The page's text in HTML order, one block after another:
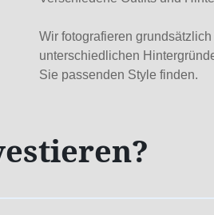
Wir fotografieren grundsätzlich
unterschiedlichen
Sie passenden Style finden.